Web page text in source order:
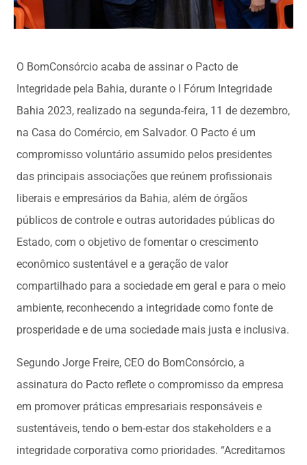
O BomConsórcio acaba de assinar o Pacto de
Integridade pela Bahia, durante o I Fórum Integridade
Bahia 2023, realizado na segunda-feira, 11 de dezembro,
na Casa do Comércio, em Salvador. O Pacto é um
compromisso voluntário assumido pelos presidentes
das principais associações que reúnem profissionais
liberais e empresários da Bahia, além de órgãos
públicos de controle e outras autoridades públicas do
Estado, com o objetivo de fomentar o crescimento
econômico sustentável e a geração de valor
compartilhado para a sociedade em geral e para o meio
ambiente, reconhecendo a integridade como fonte de
prosperidade e de uma sociedade mais justa e inclusiva.
Segundo Jorge Freire, CEO do BomConsórcio, a
assinatura do Pacto reflete o compromisso da empresa
em promover práticas empresariais responsáveis e
sustentáveis, tendo o bem-estar dos stakeholders e a
integridade corporativa como prioridades. “Acreditamos